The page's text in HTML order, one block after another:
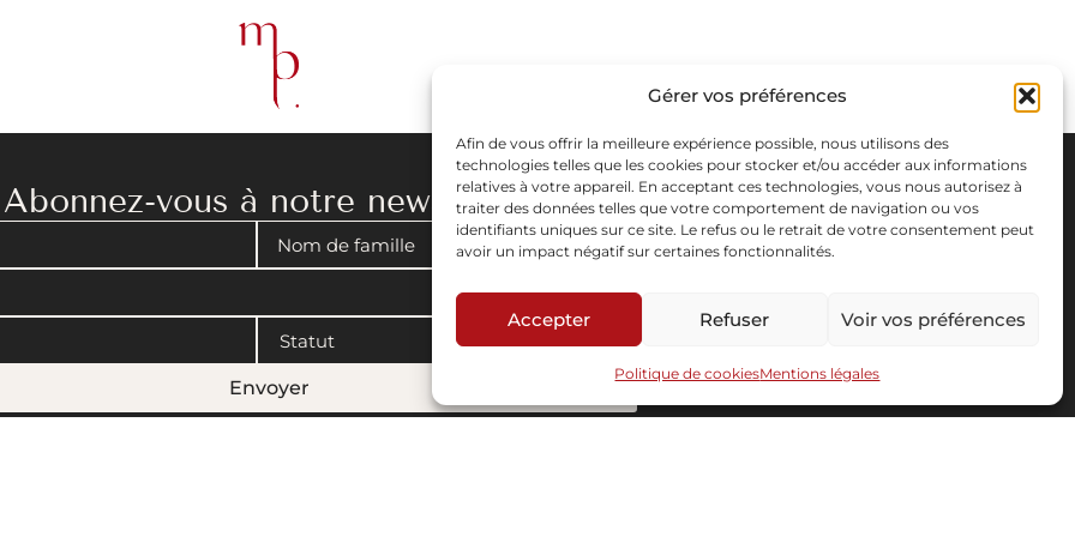
Gérer vos préférences
Afin de vous offrir la meilleure expérience possible, nous utilisons des
technologies telles que les cookies pour stocker et/ou accéder aux informations
relatives à votre appareil. En acceptant ces technologies, vous nous autorisez à
traiter des données telles que votre comportement de navigation ou vos
identifiants uniques sur ce site. Le refus ou le retrait de votre consentement peut
avoir un impact négatif sur certaines fonctionnalités.
Accepter Refuser Voir vos préférences
Politique de cookiesMentions légales
Abonnez-vous à notre newsletter
Envoyer